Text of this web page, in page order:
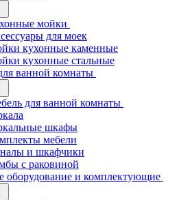
мойки
для моек
кухонные каменные
кухонные стальные
ванной комнаты
для ванной комнаты
шкафы
мебели
и шкафчики
с раковиной
оборудование и комплектующие